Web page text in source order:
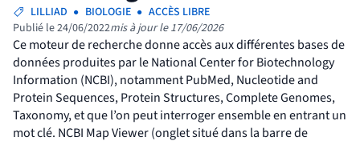
LILLIAD BIOLOGIE
ACCÈS LIBRE
Publié le 24/06/2022mis à jour le 17/06/2026
Ce moteur de recherche donne accès aux différentes bases de
données produites par le National Center for Biotechnology
Information (NCBI), notamment PubMed, Nucleotide and
Protein Sequences, Protein Structures, Complete Genomes,
Taxonomy, et que l’on peut interroger ensemble en entrant un
mot clé. NCBI Map Viewer (onglet situé dans la barre de